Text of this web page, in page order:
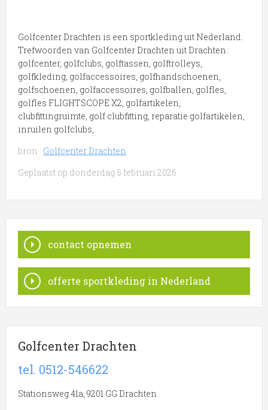
Golfcenter Drachten is een sportkleding uit Nederland.
Trefwoorden van Golfcenter Drachten uit Drachten :
golfcenter, golfclubs, golftassen, golftrolleys,
golfkleding, golfaccessoires, golfhandschoenen,
golfschoenen, golfaccessoires, golfballen, golfles,
golfles FLIGHTSCOPE X2, golfartikelen,
clubfittingruimte, golf clubfitting, reparatie golfartikelen,
inruilen golfclubs,.
bron : Golfcenter Drachten
Geplaatst op donderdag 5 februari 2026.
contact opnemen
offerte sportkleding in Nederland
Golfcenter Drachten
tel. 0512-546622
Stationsweg 41a, 9201 GG Drachten